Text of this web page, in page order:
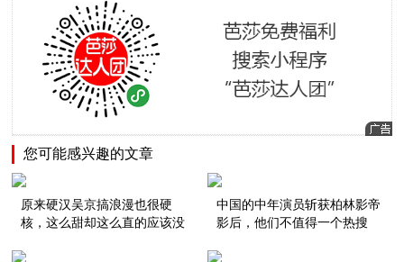
您可能感兴趣的文章
原来硬汉吴京搞浪漫也很硬
核，这么甜却这么直的应该没
中国的中年演员斩获柏林影帝
影后，他们不值得一个热搜